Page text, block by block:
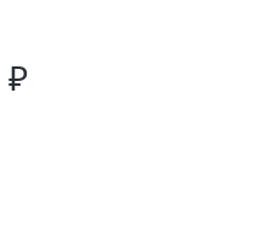
₽